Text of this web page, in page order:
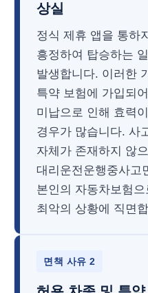
상실
정식 제휴 앱을 통하
흥정하여 탑승하는
발생합니다. 이러한
특약 보험에 가입되
미납으로 인해 효력
경우가 많습니다. 사
자체가 존재하지 않
대리운전운행중사고
본인의 자동차보험
최악의 상황에 직면
면책 사유 2